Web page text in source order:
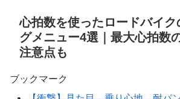
心拍数を使ったロードバイク
グメニュー4選｜最大心拍数
注意点も
ブックマーク